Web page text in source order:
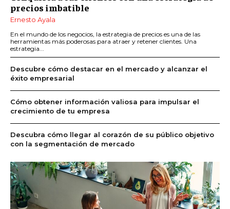
precios imbatible
Ernesto Ayala
En el mundo de los negocios, la estrategia de precios es una de las
herramientas más poderosas para atraer y retener clientes. Una
estrategia...
Descubre cómo destacar en el mercado y alcanzar el
éxito empresarial
Cómo obtener información valiosa para impulsar el
crecimiento de tu empresa
Descubra cómo llegar al corazón de su público objetivo
con la segmentación de mercado